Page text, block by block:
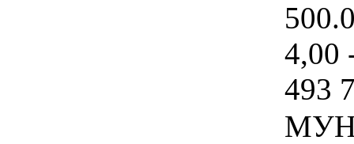
4,00
493